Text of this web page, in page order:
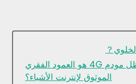
？
لماذا يظل مودم 4G هو العمود الفقري
الموثوق لإنترنت الأشياء؟